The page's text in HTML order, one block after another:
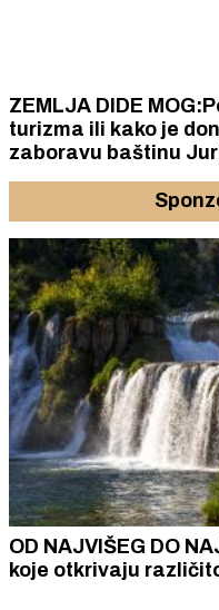
ZEMLJA DIDE
turizma ili kako je don Stipe Perkov oteo
zaboravu baštinu
OD NAJVIŠEG DO
koje otkrivaju